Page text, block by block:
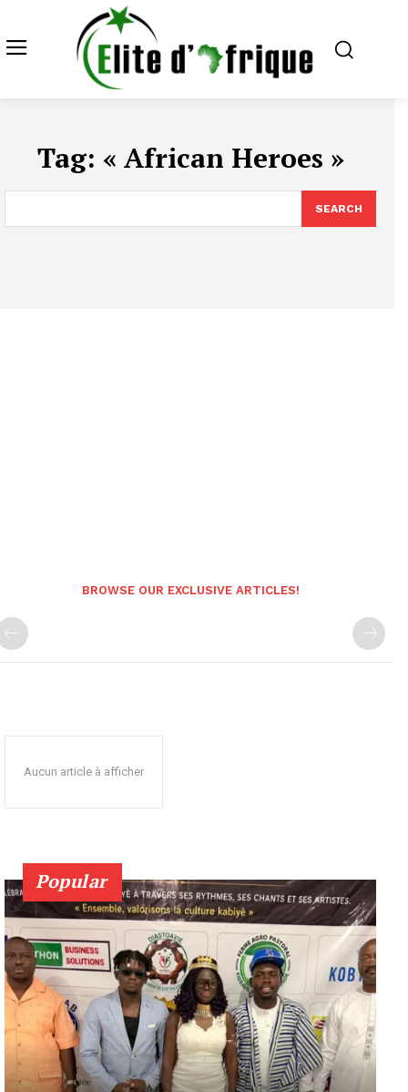
Tag: « African Heroes »
SEARCH
BROWSE OUR EXCLUSIVE ARTICLES!
Aucun article à afficher
Popular